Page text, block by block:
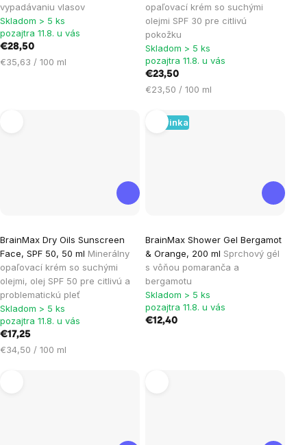
vypadávaniu vlasov
Skladom > 5 ks
pozajtra 11.8. u vás
€28,50
Jednotková
€35,63 / 100 ml
opaľovací krém so suchými
olejmi SPF 30 pre citlivú
pokožku
Skladom > 5 ks
pozajtra 11.8. u vás
€23,50
Jednotková
€23,50 / 100 ml
BrainMax Dry Oils Sunscreen
Face, SPF 50, 50 ml Minerálny
opaľovací krém so suchými
olejmi, olej SPF 50 pre citlivú a
problematickú pleť
Skladom > 5 ks
pozajtra 11.8. u vás
€17,25
Jednotková
€34,50 / 100 ml
Novinka
BrainMax Shower Gel Bergamot
& Orange, 200 ml Sprchový gél
s vôňou pomaranča a
bergamotu
Skladom > 5 ks
pozajtra 11.8. u vás
€12,40